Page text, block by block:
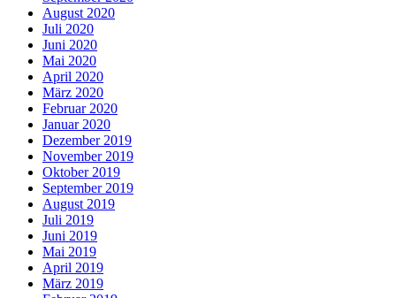
August 2020
Juli 2020
Juni 2020
Mai 2020
April 2020
März 2020
Februar 2020
Januar 2020
Dezember 2019
November 2019
Oktober 2019
September 2019
August 2019
Juli 2019
Juni 2019
Mai 2019
April 2019
März 2019